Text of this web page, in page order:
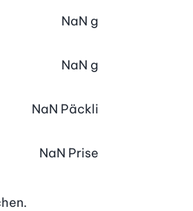
NaN g
NaN g
NaN Päckli
NaN Prise